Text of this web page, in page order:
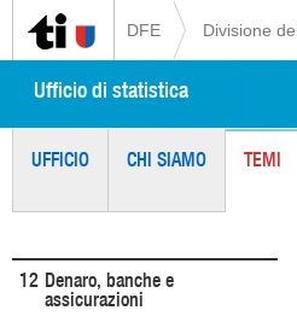
DFE Divisione
Ufficio di statistica
UFFICIO CHI SIAMO TEMI
12 Denaro, banche e
assicurazioni